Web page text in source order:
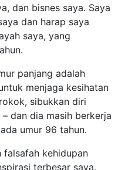
dan bisnes saya. Saya
dan harap saya
saya, yang
panjang adalah
menjaga kesihatan
sibukkan diri
dan dia masih berkerja
umur 96 tahun.
falsafah kehidupan
terbesar saya.